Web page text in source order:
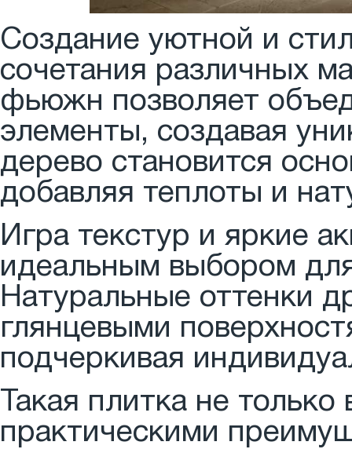
Создание уютной и
сочетания различных
фьюжн позволяет
элементы, создавая
дерево становится
добавляя теплоты и
Игра текстур и яркие
идеальным выбором
Натуральные оттенки
глянцевыми
подчеркивая
Такая плитка не
практическими